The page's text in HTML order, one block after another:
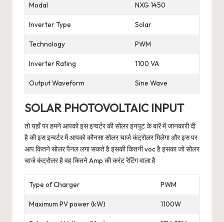
Modal NXG 1450
Inverter Type Solar
Technology PWM
Inverter Rating 1100 VA
Output Waveform Sine Wave
SOLAR PHOTOVOLTAIC INPUT
तो यहाँ पर हमने आपको इस इन्वर्टर की सोलर इनपुट के बारें में जानकारी दी
है की इस इन्वर्टर में आपको कौनसा सोलर चार्ज कंट्रोलर मिलेगा और इस पर
आप कितने सोलर पैनल लगा सकते है इसकी कितनी voc है इसका जो सोलर
चार्ज कंट्रोलर है वह कितने Amp की करंट रेटिंग वाला है
Type of Charger PWM
Maximum PV power (kW) 1100W